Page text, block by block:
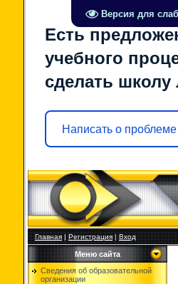
Версия для
Есть
учебного
сделать школу
Написать о проблеме
Главная|Регистрация|Вход
Меню сайта
Сведения об образовательной
организации